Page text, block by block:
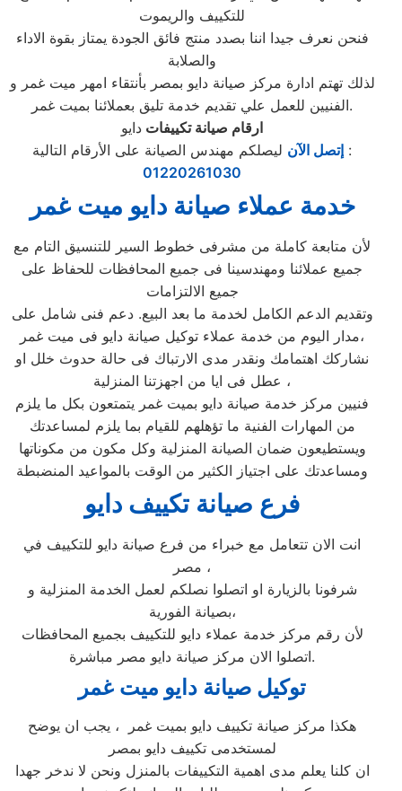
للتكييف والريموت
فنحن نعرف جيدا اننا بصدد منتج فائق الجودة يمتاز بقوة الاداء
والصلابة
لذلك تهتم ادارة مركز صيانة دايو بمصر بأنتقاء امهر ميت غمر و
الفنيين للعمل علي تقديم خدمة تليق بعملائنا بميت غمر.
ارقام صيانة تكييفات دايو
إتصل الآن ليصلكم مهندس الصيانة على الأرقام التالية :
01220261030
خدمة عملاء صيانة دايو ميت غمر
لأن متابعة كاملة من مشرفى خطوط السير للتنسيق التام مع
جميع عملائنا ومهندسينا فى جميع المحافظات للحفاظ على
جميع الالتزامات
وتقديم الدعم الكامل لخدمة ما بعد البيع. دعم فنى شامل على
مدار اليوم من خدمة عملاء توكيل صيانة دايو فى ميت غمر،
نشاركك اهتمامك ونقدر مدى الارتباك فى حالة حدوث خلل او
عطل فى ايا من اجهزتنا المنزلية ،
فنيين مركز خدمة صيانة دايو بميت غمر يتمتعون بكل ما يلزم
من المهارات الفنية ما تؤهلهم للقيام بما يلزم لمساعدتك
ويستطيعون ضمان الصيانة المنزلية وكل مكون من مكوناتها
ومساعدتك على اجتياز الكثير من الوقت بالمواعيد المنضبطة
فرع صيانة تكييف دايو
انت الان تتعامل مع خبراء من فرع صيانة دايو للتكييف في
مصر ،
شرفونا بالزيارة او اتصلوا نصلكم لعمل الخدمة المنزلية و
بصيانة الفورية،
لأن رقم مركز خدمة عملاء دايو للتكييف بجميع المحافظات
اتصلوا الان مركز صيانة دايو مصر مباشرة.
توكيل صيانة دايو ميت غمر
هكذا مركز صيانة تكييف دايو بميت غمر ، يجب ان يوضح
لمستخدمى تكييف دايو بمصر
ان كلنا يعلم مدى اهمية التكييفات بالمنزل ونحن لا ندخر جهدا